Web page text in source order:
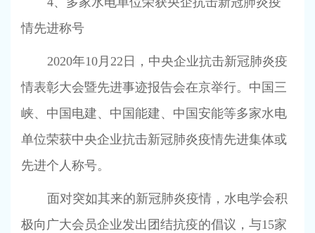
情先进称号
2020年10月22 日，中央企业抗击新冠肺炎疫
情表彰大会暨先进事迹报告会在京举行。中国三
峡、中国电建、中国能建、中国安能等多家水电
单位荣获中央企业抗击新冠肺炎疫情先进集体或
先进个人称号。
面对突如其来的新冠肺炎疫情，水电学会积
极向广大会员企业发出团结抗疫的倡议，与15家